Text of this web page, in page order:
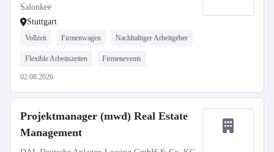
Salonkee
Stuttgart
Vollzeit Firmenwagen Nachhaltiger Arbeitgeber
Flexible Arbeitszeiten Firmenevents
02.08.2026
Projektmanager (mwd) Real Estate
Management